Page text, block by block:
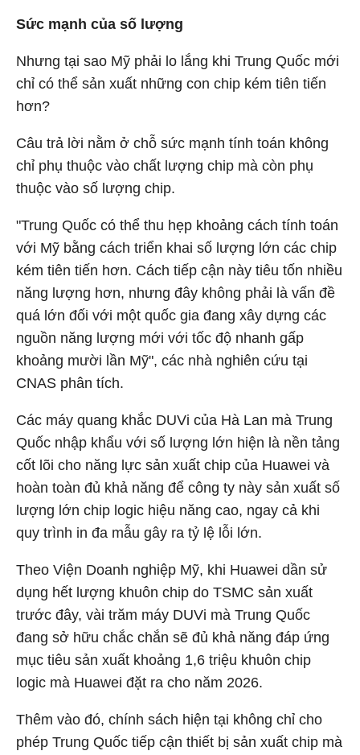
Sức mạnh của số lượng
Nhưng tại sao Mỹ phải lo lắng khi Trung Quốc mới
chỉ có thể sản xuất những con chip kém tiên tiến
hơn?
Câu trả lời nằm ở chỗ sức mạnh tính toán không
chỉ phụ thuộc vào chất lượng chip mà còn phụ
thuộc vào số lượng chip.
"Trung Quốc có thể thu hẹp khoảng cách tính toán
với Mỹ bằng cách triển khai số lượng lớn các chip
kém tiên tiến hơn. Cách tiếp cận này tiêu tốn nhiều
năng lượng hơn, nhưng đây không phải là vấn đề
quá lớn đối với một quốc gia đang xây dựng các
nguồn năng lượng mới với tốc độ nhanh gấp
khoảng mười lần Mỹ", các nhà nghiên cứu tại
CNAS phân tích.
Các máy quang khắc DUVi của Hà Lan mà Trung
Quốc nhập khẩu với số lượng lớn hiện là nền tảng
cốt lõi cho năng lực sản xuất chip của Huawei và
hoàn toàn đủ khả năng để công ty này sản xuất số
lượng lớn chip logic hiệu năng cao, ngay cả khi
quy trình in đa mẫu gây ra tỷ lệ lỗi lớn.
Theo Viện Doanh nghiệp Mỹ, khi Huawei dần sử
dụng hết lượng khuôn chip do TSMC sản xuất
trước đây, vài trăm máy DUVi mà Trung Quốc
đang sở hữu chắc chắn sẽ đủ khả năng đáp ứng
mục tiêu sản xuất khoảng 1,6 triệu khuôn chip
logic mà Huawei đặt ra cho năm 2026.
Thêm vào đó, chính sách hiện tại không chỉ cho
phép Trung Quốc tiếp cận thiết bị sản xuất chip mà